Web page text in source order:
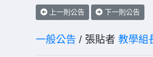
上一則公告 下一則公告
一般公告 / 張貼者 教學組